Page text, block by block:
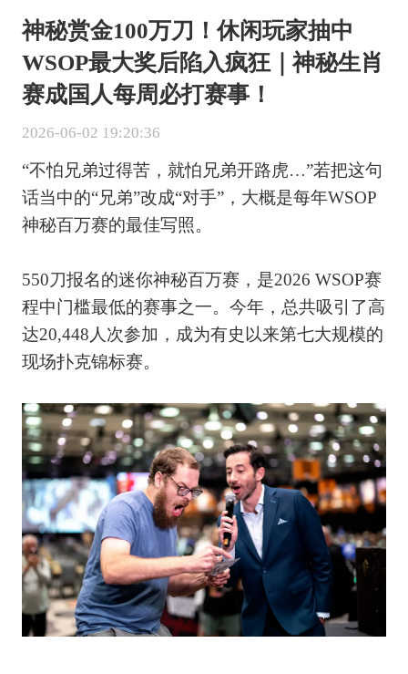
神秘赏金100万刀！休闲玩家抽中
WSOP最大奖后陷入疯狂｜神秘生肖
赛成国人每周必打赛事！
2026-06-02 19:20:36
“不怕兄弟过得苦，就怕兄弟开路虎…”若把这句
话当中的“兄弟”改成“对手”，大概是每年WSOP
神秘百万赛的最佳写照。
550刀报名的迷你神秘百万赛，是2026 WSOP赛
程中门槛最低的赛事之一。今年，总共吸引了高
达20,448人次参加，成为有史以来第七大规模的
现场扑克锦标赛。